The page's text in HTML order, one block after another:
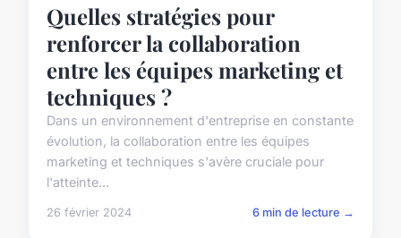
Quelles stratégies pour
renforcer la collaboration
entre les équipes marketing et
techniques ?
Dans un environnement d'entreprise en constante
évolution, la collaboration entre les équipes
marketing et techniques s'avère cruciale pour
l'atteinte...
26 février 2024 6 min de lecture →